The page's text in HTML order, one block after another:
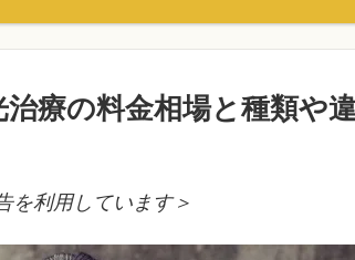
療の料金相場と種類や
を利用しています＞